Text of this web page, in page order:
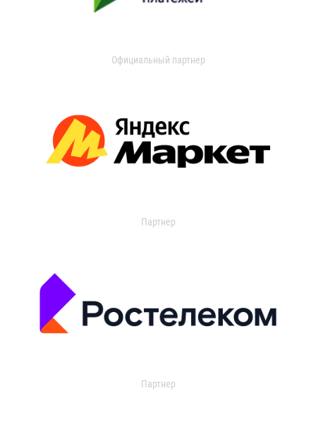
Официальный партнер
Партнер
Партнер